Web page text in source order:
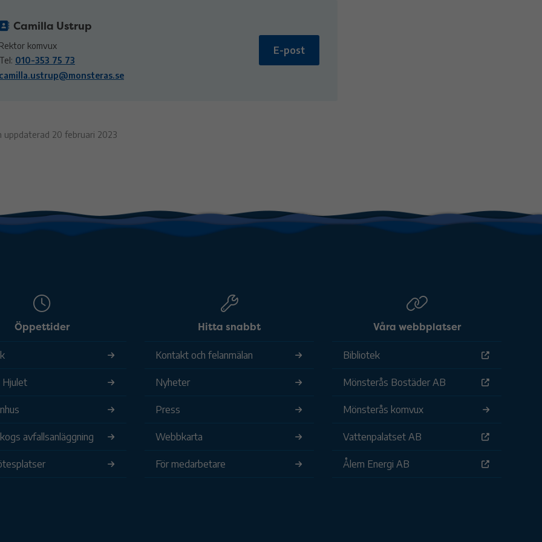
Camilla Ustrup
komvux
010-353 75 73
E-post
uppdaterad 20 februari 2023
Öppettider
avfallsanläggning
Hitta snabbt
Kontakt och felanmälan
Nyheter
Press
Webbkarta
För medarbetare
Våra webbplatser
Bibliotek
Mönsterås Bostäder AB
Mönsterås komvux
Vattenpalatset AB
Ålem Energi AB